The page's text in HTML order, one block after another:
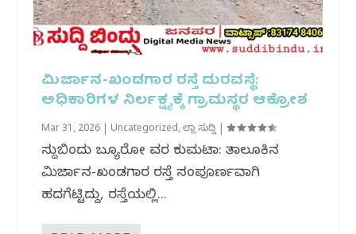
ಮಿರ್ಜಾನ-ಖಂಡಗಾರ ರಸ್ತೆ ದುರವಸ್ಥೆ:
ಅಧಿಕಾರಿಗಳ ನಿರ್ಲಕ್ಷ್ಯಕ್ಕೆ ಗ್ರಾಮಸ್ಥರ ಆಕ್ರೋಶ
Mar 31, 2026 Uncategorized,ಜಿಲ್ಲಾ ಸುದ್ದಿ |
ಸುದ್ದಿಬಿಂದು ಬ್ಯೂರೋ ವರದಿ ಕುಮಟಾ: ತಾಲೂಕಿನ
ಮಿರ್ಜಾನ-ಖಂಡಗಾರ ರಸ್ತೆ ಸಂಪೂರ್ಣವಾಗಿ
ಹದಗೆಟ್ಟಿದ್ದು, ರಸ್ತೆಯಲ್ಲಿ...